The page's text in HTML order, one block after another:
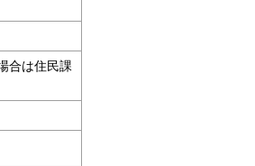
合は住民課